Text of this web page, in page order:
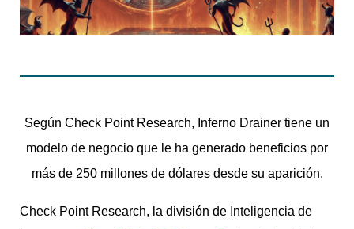
Según Check Point Research, Inferno Drainer tiene un
modelo de negocio que le ha generado beneficios por
más de 250 millones de dólares desde su aparición.
Check Point Research, la división de Inteligencia de